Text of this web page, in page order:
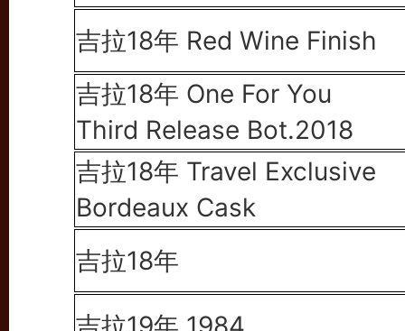
吉拉18年 Red Wine Finish
吉拉18年 One For You
Third Release Bot.2018
吉拉18年 Travel Exclusive
Bordeaux Cask
吉拉18年